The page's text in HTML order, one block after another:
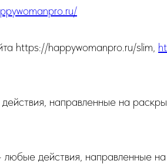
https://happywomanpro.ru/slim,
направленные на
действия, направленные